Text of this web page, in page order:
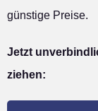
günstige Preise.
Jetzt
ziehen: